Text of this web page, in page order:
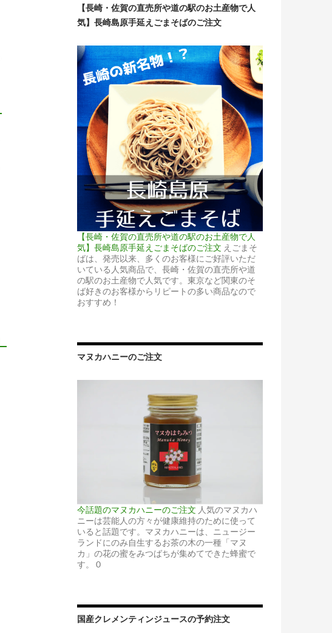
【長崎・佐賀の直売所や道の駅のお土産物で人
気】長崎島原手延えごまそばのご注文
【長崎・佐賀の直売所や道の駅のお土産物で人
気】長崎島原手延えごまそばのご注文 えごまそ
ばは、発売以来、多くのお客様にご好評いただ
いている人気商品で、長崎・佐賀の直売所や道
の駅のお土産物で人気です。東京など関東のそ
ば好きのお客様からリピートの多い商品なので
おすすめ！
マヌカハニーのご注文
今話題のマヌカハニーのご注文 人気のマヌカハ
ニーは芸能人の方々が健康維持のために使って
いると話題です。マヌカハニーは、ニュージー
ランドにのみ自生するお茶の木の一種「マヌ
カ」の花の蜜をみつばちが集めてできた蜂蜜で
す。 0
国産クレメンティンジュースの予約注文